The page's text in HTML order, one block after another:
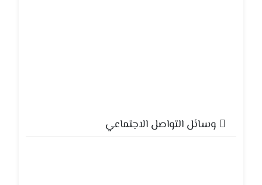
وسائل التواصل الاجتماعي